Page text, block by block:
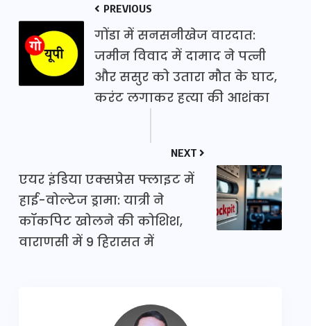
PREVIOUS
गोंडा में सनसनीखेज वारदात:
जमीन विवाद में दामाद ने पत्नी
और ससुर को उतारा मौत के घाट,
करंट लगाकर हत्या की आशंका
NEXT
एयर इंडिया एक्सप्रेस फ्लाइट में
हाई-वोल्टेज ड्रामा: यात्री ने
कॉकपिट खोलने की कोशिश,
वाराणसी में 9 हिरासत में